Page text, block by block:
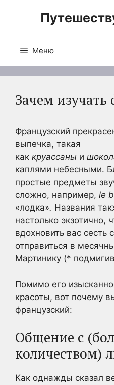
Меню
Зачем
Французский
выпечка, такая
как круассаны и
каплями небесными.
простые предметы
сложно, например, le
«лодка». Названия
настолько экзотично,
вдохновить вас сесть
отправиться в
Мартинику (*
Помимо его
красоты, вот почему
французский:
Общение с
количеством)
Как однажды сказал